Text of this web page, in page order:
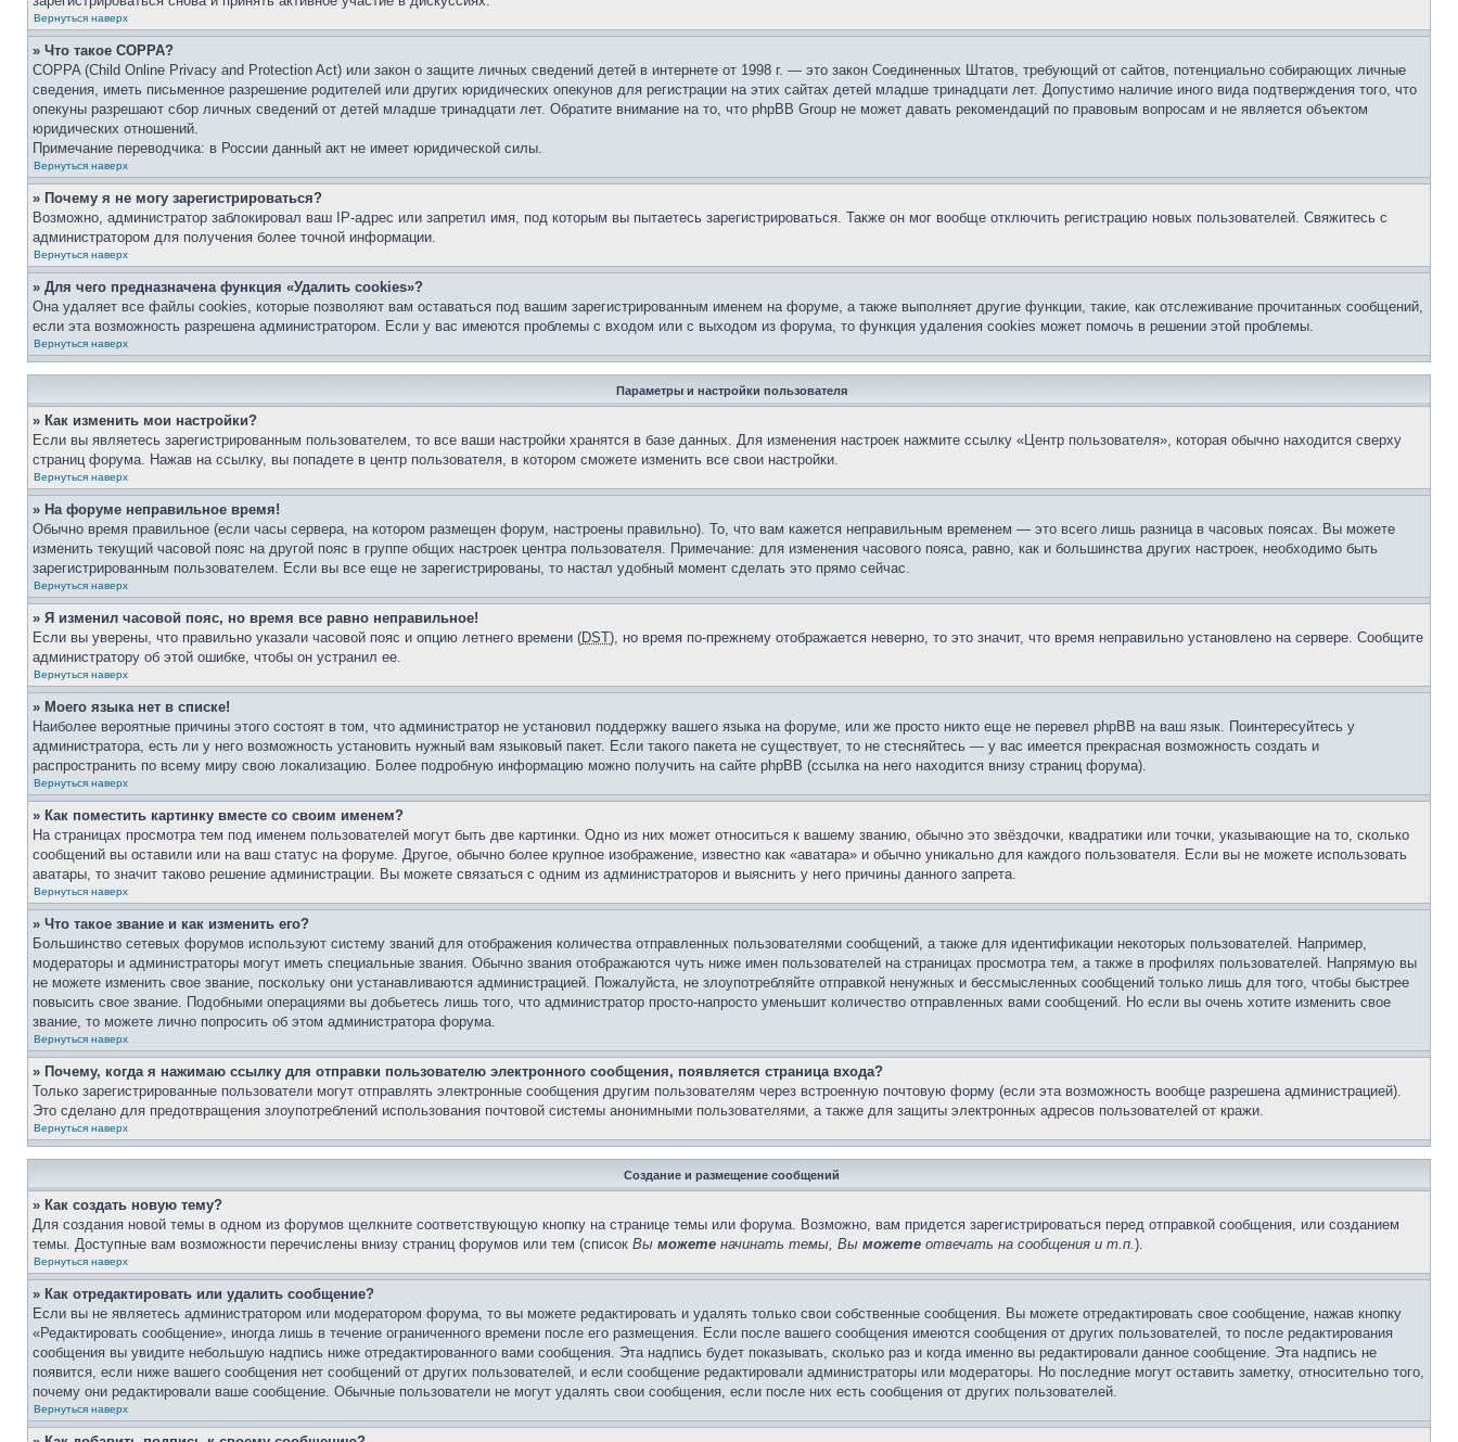
Вернуться наверх
» Что такое COPPA?
COPPA (Child Online Privacy and Protection Act) или закон о защите личных сведений детей в интернете от 1998 г. — это закон Соединенных Штатов, требующий от сайтов, потенциально собирающих личные
сведения, иметь письменное разрешение родителей или других юридических опекунов для регистрации на этих сайтах детей младше тринадцати лет. Допустимо наличие иного вида подтверждения того, что
опекуны разрешают сбор личных сведений от детей младше тринадцати лет. Обратите внимание на то, что phpBB Group не может давать рекомендаций по правовым вопросам и не является объектом
юридических отношений.
Примечание переводчика: в России данный акт не имеет юридической силы.
Вернуться наверх
» Почему я не могу зарегистрироваться?
Возможно, администратор заблокировал ваш IP-адрес или запретил имя, под которым вы пытаетесь зарегистрироваться. Также он мог вообще отключить регистрацию новых пользователей. Свяжитесь с
администратором для получения более точной информации.
Вернуться наверх
» Для чего предназначена функция «Удалить cookies»?
Она удаляет все файлы cookies, которые позволяют вам оставаться под вашим зарегистрированным именем на форуме, а также выполняет другие функции, такие, как отслеживание прочитанных сообщений,
если эта возможность разрешена администратором. Если у вас имеются проблемы с входом или с выходом из форума, то функция удаления cookies может помочь в решении этой проблемы.
Вернуться наверх
Параметры и настройки пользователя
» Как изменить мои настройки?
Если вы являетесь зарегистрированным пользователем, то все ваши настройки хранятся в базе данных. Для изменения настроек нажмите ссылку «Центр пользователя», которая обычно находится сверху
страниц форума. Нажав на ссылку, вы попадете в центр пользователя, в котором сможете изменить все свои настройки.
Вернуться наверх
» На форуме неправильное время!
Обычно время правильное (если часы сервера, на котором размещен форум, настроены правильно). То, что вам кажется неправильным временем — это всего лишь разница в часовых поясах. Вы можете
изменить текущий часовой пояс на другой пояс в группе общих настроек центра пользователя. Примечание: для изменения часового пояса, равно, как и большинства других настроек, необходимо быть
зарегистрированным пользователем. Если вы все еще не зарегистрированы, то настал удобный момент сделать это прямо сейчас.
Вернуться наверх
» Я изменил часовой пояс, но время все равно неправильное!
Если вы уверены, что правильно указали часовой пояс и опцию летнего времени (DST), но время по-прежнему отображается неверно, то это значит, что время неправильно установлено на сервере. Сообщите
администратору об этой ошибке, чтобы он устранил ее.
Вернуться наверх
» Моего языка нет в списке!
Наиболее вероятные причины этого состоят в том, что администратор не установил поддержку вашего языка на форуме, или же просто никто еще не перевел phpBB на ваш язык. Поинтересуйтесь у
администратора, есть ли у него возможность установить нужный вам языковый пакет. Если такого пакета не существует, то не стесняйтесь — у вас имеется прекрасная возможность создать и
распространить по всему миру свою локализацию. Более подробную информацию можно получить на сайте phpBB (ссылка на него находится внизу страниц форума).
Вернуться наверх
» Как поместить картинку вместе со своим именем?
На страницах просмотра тем под именем пользователей могут быть две картинки. Одно из них может относиться к вашему званию, обычно это звёздочки, квадратики или точки, указывающие на то, сколько
сообщений вы оставили или на ваш статус на форуме. Другое, обычно более крупное изображение, известно как «аватара» и обычно уникально для каждого пользователя. Если вы не можете использовать
аватары, то значит таково решение администрации. Вы можете связаться с одним из администраторов и выяснить у него причины данного запрета.
Вернуться наверх
» Что такое звание и как изменить его?
Большинство сетевых форумов используют систему званий для отображения количества отправленных пользователями сообщений, а также для идентификации некоторых пользователей. Например,
модераторы и администраторы могут иметь специальные звания. Обычно звания отображаются чуть ниже имен пользователей на страницах просмотра тем, а также в профилях пользователей. Напрямую вы
не можете изменить свое звание, поскольку они устанавливаются администрацией. Пожалуйста, не злоупотребляйте отправкой ненужных и бессмысленных сообщений только лишь для того, чтобы быстрее
повысить свое звание. Подобными операциями вы добьетесь лишь того, что администратор просто-напросто уменьшит количество отправленных вами сообщений. Но если вы очень хотите изменить свое
звание, то можете лично попросить об этом администратора форума.
Вернуться наверх
» Почему, когда я нажимаю ссылку для отправки пользователю электронного сообщения, появляется страница входа?
Только зарегистрированные пользователи могут отправлять электронные сообщения другим пользователям через встроенную почтовую форму (если эта возможность вообще разрешена администрацией).
Это сделано для предотвращения злоупотреблений использования почтовой системы анонимными пользователями, а также для защиты электронных адресов пользователей от кражи.
Вернуться наверх
Создание и размещение сообщений
» Как создать новую тему?
Для создания новой темы в одном из форумов щелкните соответствующую кнопку на странице темы или форума. Возможно, вам придется зарегистрироваться перед отправкой сообщения, или созданием
темы. Доступные вам возможности перечислены внизу страниц форумов или тем (список Вы можете начинать темы, Вы можете отвечать на сообщения и т.п.).
Вернуться наверх
» Как отредактировать или удалить сообщение?
Если вы не являетесь администратором или модератором форума, то вы можете редактировать и удалять только свои собственные сообщения. Вы можете отредактировать свое сообщение, нажав кнопку
«Редактировать сообщение», иногда лишь в течение ограниченного времени после его размещения. Если после вашего сообщения имеются сообщения от других пользователей, то после редактирования
сообщения вы увидите небольшую надпись ниже отредактированного вами сообщения. Эта надпись будет показывать, сколько раз и когда именно вы редактировали данное сообщение. Эта надпись не
появится, если ниже вашего сообщения нет сообщений от других пользователей, и если сообщение редактировали администраторы или модераторы. Но последние могут оставить заметку, относительно того,
почему они редактировали ваше сообщение. Обычные пользователи не могут удалять свои сообщения, если после них есть сообщения от других пользователей.
Вернуться наверх